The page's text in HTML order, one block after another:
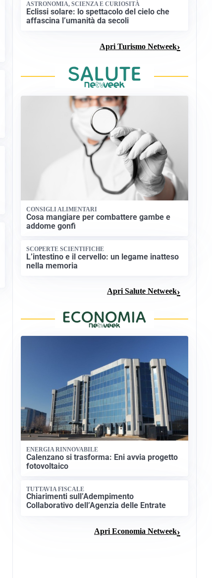
ASTRONOMIA, SCIENZA E CURIOSITÀ
Eclissi solare: lo spettacolo del cielo che
affascina l’umanità da secoli
Apri Turismo Netweek
CONSIGLI ALIMENTARI
Cosa mangiare per combattere gambe e
addome gonfi
SCOPERTE SCIENTIFICHE
L’intestino e il cervello: un legame inatteso
nella memoria
Apri Salute Netweek
ENERGIA RINNOVABILE
Calenzano si trasforma: Eni avvia progetto
fotovoltaico
TUTTAVIA FISCALE
Chiarimenti sull’Adempimento
Collaborativo dell’Agenzia delle Entrate
Apri Economia Netweek